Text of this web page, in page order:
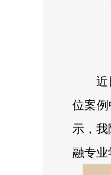
近
位案
示，
融专业